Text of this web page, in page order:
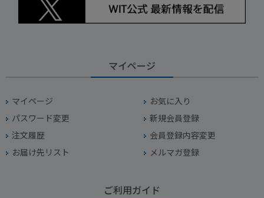
マイページ
マイページ
お気に入り
パスワード変更
新規会員登録
注文履歴
会員登録内容変更
お届け先リスト
メルマガ登録
ご利用ガイド